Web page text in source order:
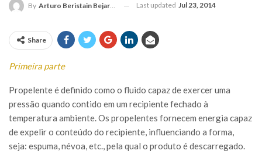
By Arturo Beristain Bejarano Last updated Jul 23, 2014
Share
Primeira parte
Propelente é definido como o fluido capaz de exercer uma
pressão quando contido em um recipiente fechado à
temperatura ambiente. Os propelentes fornecem energia capaz
de expelir o conteúdo do recipiente, influenciando a forma,
seja: espuma, névoa, etc., pela qual o produto é descarregado.